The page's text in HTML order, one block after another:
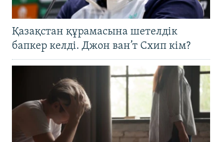
Қазақстан құрамасына шетелдік
бапкер келді. Джон ван’т Схип кім?